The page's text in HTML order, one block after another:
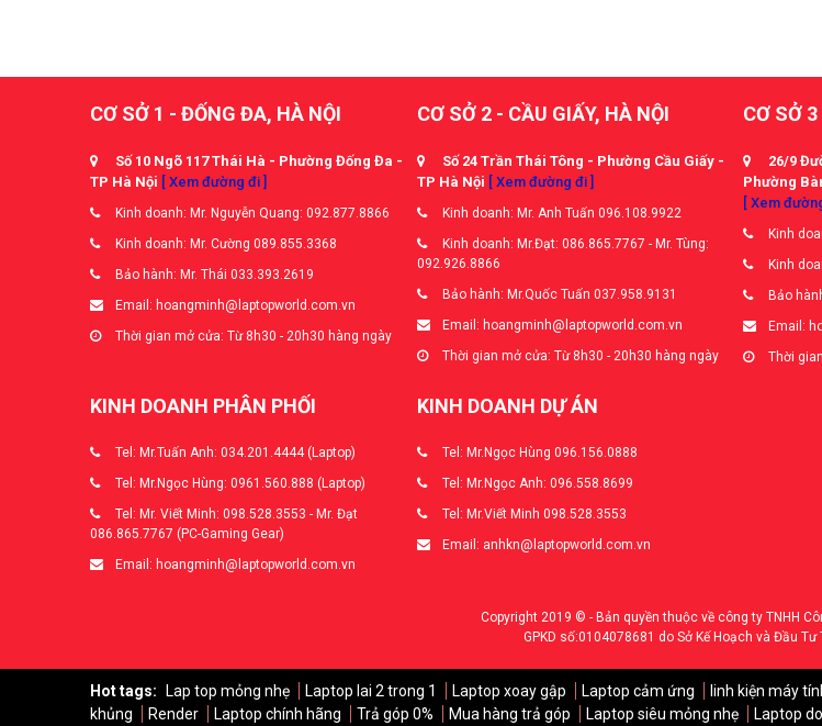
CƠ SỞ 1 - ĐỐNG ĐA, HÀ NỘI
Số 10 Ngõ 117 Thái Hà - Phường Đống Đa -
TP Hà Nội [ Xem đường đi ]
Kinh doanh: Mr. Nguyễn Quang: 092.877.8866
Kinh doanh: Mr. Cường 089.855.3368
Bảo hành: Mr. Thái 033.393.2619
Email: hoangminh@laptopworld.com.vn
Thời gian mở cửa: Từ 8h30 - 20h30 hàng ngày
CƠ SỞ 2 - CẦU GIẤY, HÀ NỘI
Số 24 Trần Thái Tông - Phường Cầu Giấy -
TP Hà Nội [ Xem đường đi ]
Kinh doanh: Mr. Anh Tuấn 096.108.9922
Kinh doanh: Mr.Đạt: 086.865.7767 - Mr. Tùng:
092.926.8866
Bảo hành: Mr.Quốc Tuấn 037.958.9131
Email: hoangminh@laptopworld.com.vn
Thời gian mở cửa: Từ 8h30 - 20h30 hàng ngày
CƠ SỞ
26/9
Phường
[ Xem
Kinh
Kinh
Bảo
Email:
Thời
KINH DOANH PHÂN PHỐI
Tel: Mr.Tuấn Anh: 034.201.4444 (Laptop)
Tel: Mr.Ngọc Hùng: 0961.560.888 (Laptop)
Tel: Mr. Viết Minh: 098.528.3553 - Mr. Đạt
086.865.7767 (PC-Gaming Gear)
Email: hoangminh@laptopworld.com.vn
KINH DOANH DỰ ÁN
Tel: Mr.Ngọc Hùng 096.156.0888
Tel: Mr.Ngọc Anh: 096.558.8699
Tel: Mr.Viết Minh 098.528.3553
Email: anhkn@laptopworld.com.vn
Copyright 2019 © - Bản quyền thuộc về công ty TNHH
GPKD số:0104078681 do Sở Kế Hoạch và Đầu Tư
Hot tags: Lap top mỏng nhẹ Laptop lai 2 trong 1 Laptop xoay gập Laptop cảm ứng linh kiện máy
khủng
Render Laptop chính hãng Trả góp 0% Mua hàng trả góp Laptop siêu mỏng nhẹ Laptop